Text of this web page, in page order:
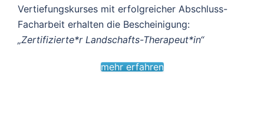
Vertiefungskurses mit erfolgreicher Abschluss-
Facharbeit erhalten die Bescheinigung:
„Zertifizierte*r Landschafts-Therapeut*in“
mehr erfahren